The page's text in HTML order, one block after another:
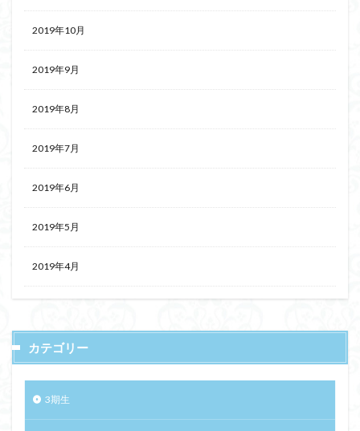
2019年10月
2019年9月
2019年8月
2019年7月
2019年6月
2019年5月
2019年4月
カテゴリー
3期生